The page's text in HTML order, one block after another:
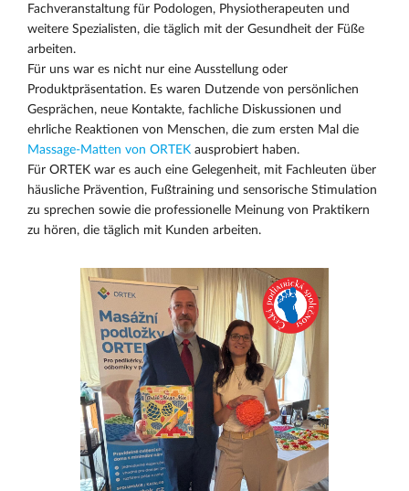
Fachveranstaltung für Podologen, Physiotherapeuten und
weitere Spezialisten, die täglich mit der Gesundheit der Füße
arbeiten.
Für uns war es nicht nur eine Ausstellung oder
Produktpräsentation. Es waren Dutzende von persönlichen
Gesprächen, neue Kontakte, fachliche Diskussionen und
ehrliche Reaktionen von Menschen, die zum ersten Mal die
Massage-Matten von ORTEK ausprobiert haben.
Für ORTEK war es auch eine Gelegenheit, mit Fachleuten über
häusliche Prävention, Fußtraining und sensorische Stimulation
zu sprechen sowie die professionelle Meinung von Praktikern
zu hören, die täglich mit Kunden arbeiten.